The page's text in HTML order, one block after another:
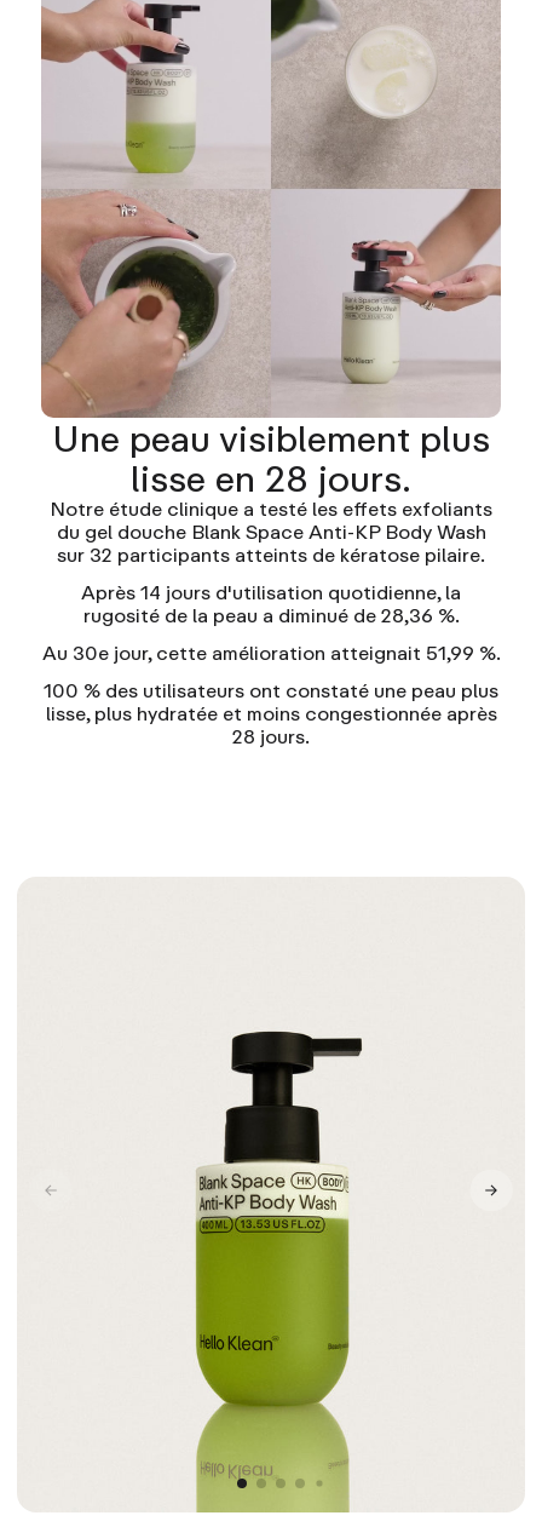
Une peau visiblement plus
lisse en 28 jours.
Notre étude clinique a testé les effets exfoliants
du gel douche Blank Space Anti-KP Body Wash
sur 32 participants atteints de kératose pilaire.
Après 14 jours d'utilisation quotidienne, la
rugosité de la peau a diminué de 28,36 %.
Au 30e jour, cette amélioration atteignait 51,99 %.
100 % des utilisateurs ont constaté une peau plus
lisse, plus hydratée et moins congestionnée après
28 jours.